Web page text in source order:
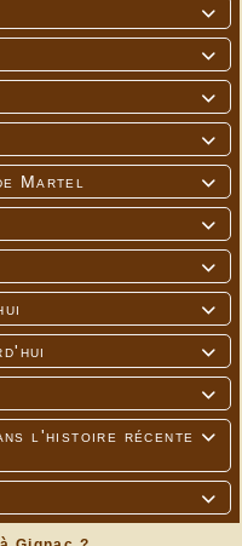





Martel






l'histoire récente
